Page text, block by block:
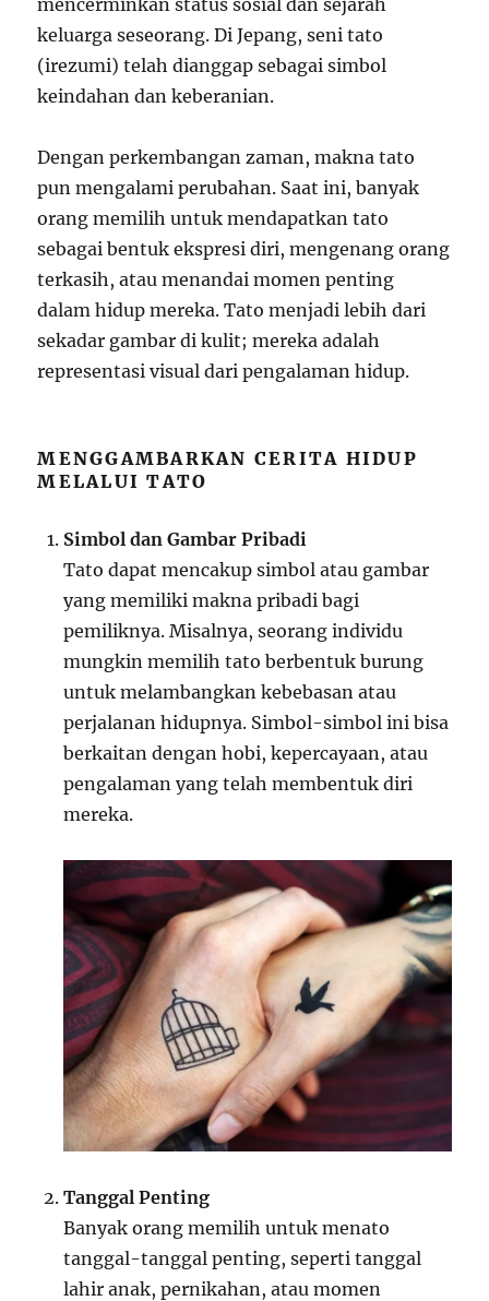
mencerminkan status sosial dan sejarah
keluarga seseorang. Di Jepang, seni tato
(irezumi) telah dianggap sebagai simbol
keindahan dan keberanian.
Dengan perkembangan zaman, makna tato
pun mengalami perubahan. Saat ini, banyak
orang memilih untuk mendapatkan tato
sebagai bentuk ekspresi diri, mengenang orang
terkasih, atau menandai momen penting
dalam hidup mereka. Tato menjadi lebih dari
sekadar gambar di kulit; mereka adalah
representasi visual dari pengalaman hidup.
MENGGAMBARKAN CERITA HIDUP
MELALUI TATO
Simbol dan Gambar Pribadi
Tato dapat mencakup simbol atau gambar
yang memiliki makna pribadi bagi
pemiliknya. Misalnya, seorang individu
mungkin memilih tato berbentuk burung
untuk melambangkan kebebasan atau
perjalanan hidupnya. Simbol-simbol ini bisa
berkaitan dengan hobi, kepercayaan, atau
pengalaman yang telah membentuk diri
mereka.
Tanggal Penting
Banyak orang memilih untuk menato
tanggal-tanggal penting, seperti tanggal
lahir anak, pernikahan, atau momen